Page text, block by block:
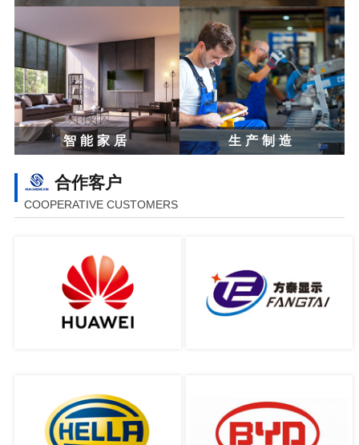
智能家居 生产制造
合作客户
COOPERATIVE CUSTOMERS